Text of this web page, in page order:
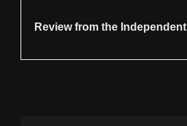
Review from the Independent